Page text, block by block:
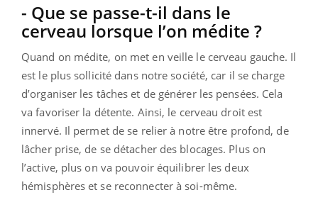
- Que se passe-t-il dans le
cerveau lorsque l’on médite ?
Quand on médite, on met en veille le cerveau gauche. Il
est le plus sollicité dans notre société, car il se charge
d’organiser les tâches et de générer les pensées. Cela
va favoriser la détente. Ainsi, le cerveau droit est
innervé. Il permet de se relier à notre être profond, de
lâcher prise, de se détacher des blocages. Plus on
l’active, plus on va pouvoir équilibrer les deux
hémisphères et se reconnecter à soi-même.